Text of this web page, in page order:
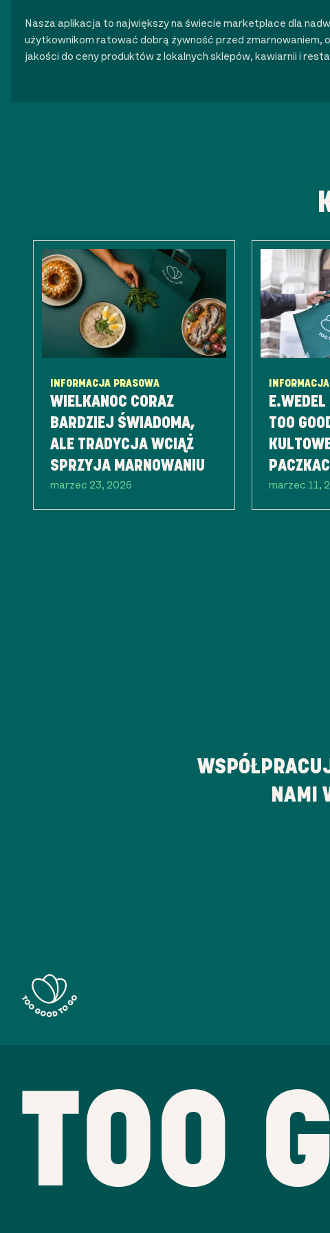
Nasza aplikacja to największy na świecie marketplace dla
użytkownikom ratować dobrą żywność przed zmarnowaniem,
jakości do ceny produktów z lokalnych sklepów, kawiarnii i
INFORMACJA PRASOWA
WIELKANOC CORAZ
BARDZIEJ ŚWIADOMA,
ALE TRADYCJA WCIĄŻ
SPRZYJA MARNOWANIU
marzec 23, 2026
TOO
marzec 11,
NAMI